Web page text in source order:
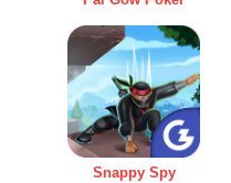
Snappy Spy